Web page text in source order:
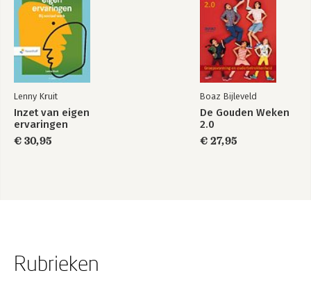
Lenny Kruit
Inzet van eigen
ervaringen
€ 30,95
Boaz Bijleveld
De Gouden Weken
2.0
€ 27,95
Rubrieken